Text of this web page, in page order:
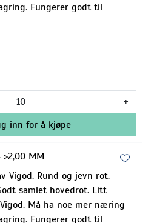
Fungerer godt til
+
inn for å kjøpe
>2,00 MM
Vigod. Rund og jevn rot.
samlet hovedrot. Litt
Må ha noe mer næring
Fungerer godt til